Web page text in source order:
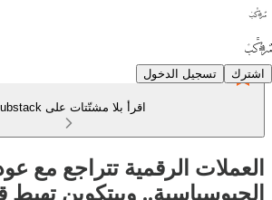
اشترك تسجيل الدخول
اقرأ بلا مشتّتات على Substack
العملات الرقمية تتراجع مع